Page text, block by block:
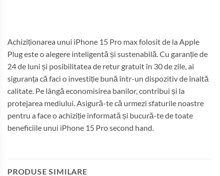
Achiziționarea unui iPhone 15 Pro max folosit de la Apple
Plug este o alegere inteligentă și sustenabilă. Cu garanție de
24 de luni și posibilitatea de retur gratuit în 30 de zile, ai
siguranța că faci o investiție bună într-un dispozitiv de înaltă
calitate. Pe lângă economisirea banilor, contribui și la
protejarea mediului. Asigură-te că urmezi sfaturile noastre
pentru a face o achiziție informată și bucură-te de toate
beneficiile unui iPhone 15 Pro second hand.
PRODUSE SIMILARE